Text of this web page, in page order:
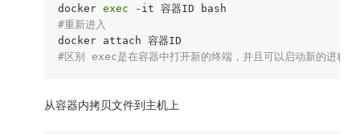
docker exec
#重新进入
#区别 exec是在容器中打开新的终端，并且可以启动新的进程
从容器内拷贝文件到主机上